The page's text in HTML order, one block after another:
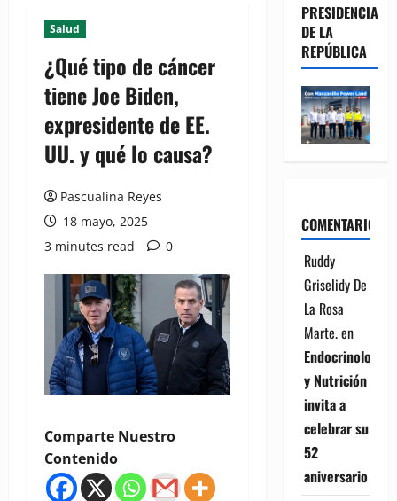
Salud
¿Qué tipo de cáncer
tiene Joe Biden,
expresidente de EE.
UU. y qué lo causa?
Pascualina Reyes
18 mayo, 2025
3 minutes read
0
Comparte Nuestro
Contenido
PRESIDENCIA
DE LA
REPÚBLICA
COMENTARIOS
Ruddy
Griselidy De
La Rosa
Marte.en
Endocrinología
y Nutrición
invita a
celebrar su
52
aniversario